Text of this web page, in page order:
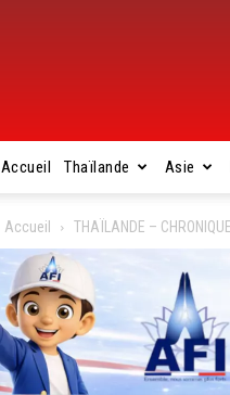
Accueil Thaïlande Asie
Accueil THAÏLANDE –